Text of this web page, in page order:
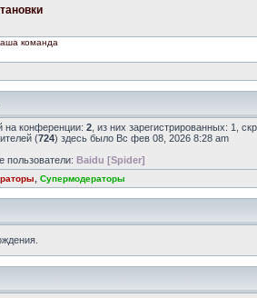
команда
на конференции: 2 , из них зарегистрированных: 1,
(724) здесь было Вс фев 08, 2026 8:28 am
пользователи: Baidu [Spider]
Супермодераторы